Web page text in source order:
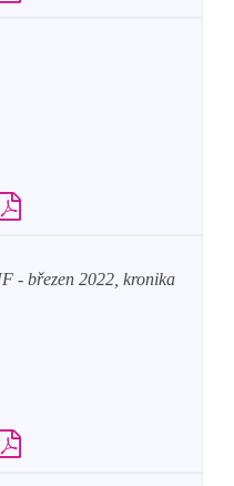
- březen 2022, kronika